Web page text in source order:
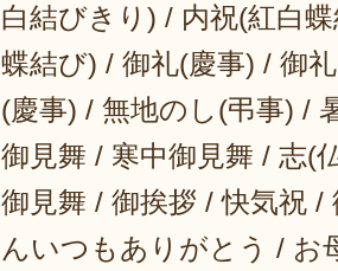
白結びきり) / 内祝(紅白
蝶結び) / 御礼(慶事) / 御
(慶事) / 無地のし(弔事) /
御見舞 / 寒中御見舞 / 志(
御見舞 / 御挨拶 / 快気祝 /
んいつもありがとう / お